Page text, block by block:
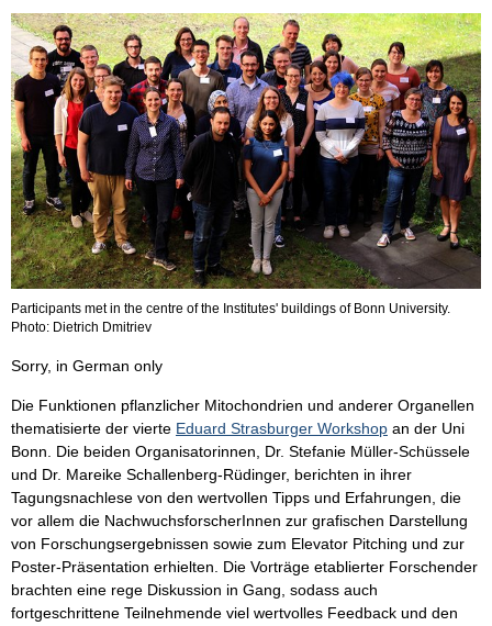
Participants met in the centre of the Institutes' buildings of Bonn University.
Photo: Dietrich Dmitriev
Sorry, in German only
Die Funktionen pflanzlicher Mitochondrien und anderer Organellen
thematisierte der vierte Eduard Strasburger Workshop an der Uni
Bonn. Die beiden Organisatorinnen, Dr. Stefanie Müller-Schüssele
und Dr. Mareike Schallenberg-Rüdinger, berichten in ihrer
Tagungsnachlese von den wertvollen Tipps und Erfahrungen, die
vor allem die NachwuchsforscherInnen zur grafischen Darstellung
von Forschungsergebnissen sowie zum Elevator Pitching und zur
Poster-Präsentation erhielten. Die Vorträge etablierter Forschender
brachten eine rege Diskussion in Gang, sodass auch
fortgeschrittene Teilnehmende viel wertvolles Feedback und den